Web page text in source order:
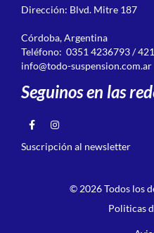
Dirección: Blvd. Mitre 187
Córdoba, Argentina
Teléfono: 0351 4236793 /
info@todo-suspension.com.ar
Seguinos en las
Suscripción al newsletter
© 2026 Todos los
Politicas